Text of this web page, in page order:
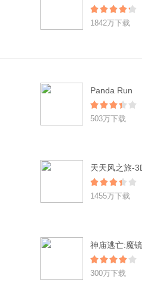
1842万下载
Panda Run
503万下载
1455万下载
神庙逃亡:魔
300万下载